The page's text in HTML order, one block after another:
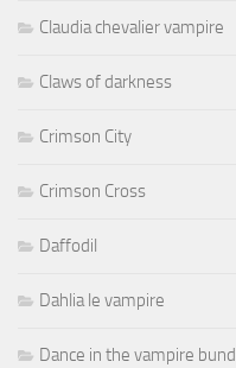
Claudia chevalier vampire
Claws of darkness
Crimson City
Crimson Cross
Daffodil
Dahlia le vampire
Dance in the vampire bund